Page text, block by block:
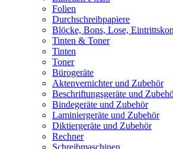
Folien
Durchschreibpapiere
Blöcke, Bons, Lose,
Tinten & Toner
Tinten
Toner
Bürogeräte
Aktenvernichter und Zubehör
Beschriftungsgeräte und
Bindegeräte und Zubehör
Laminiergeräte und Zubehör
Diktiergeräte und Zubehör
Rechner